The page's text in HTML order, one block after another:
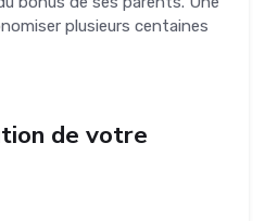
plusieurs centaines
de votre